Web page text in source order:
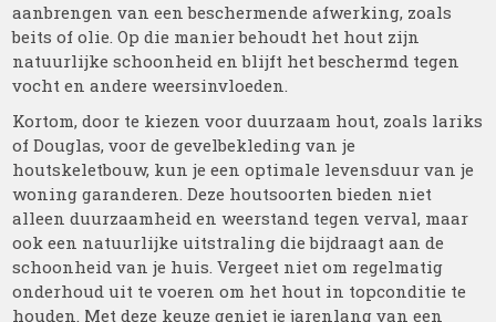
aanbrengen van een beschermende afwerking, zoals
beits of olie. Op die manier behoudt het hout zijn
natuurlijke schoonheid en blijft het beschermd tegen
vocht en andere weersinvloeden.
Kortom, door te kiezen voor duurzaam hout, zoals lariks
of Douglas, voor de gevelbekleding van je
houtskeletbouw, kun je een optimale levensduur van je
woning garanderen. Deze houtsoorten bieden niet
alleen duurzaamheid en weerstand tegen verval, maar
ook een natuurlijke uitstraling die bijdraagt aan de
schoonheid van je huis. Vergeet niet om regelmatig
onderhoud uit te voeren om het hout in topconditie te
houden. Met deze keuze geniet je jarenlang van een